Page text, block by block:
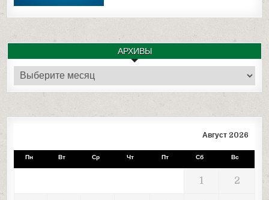
АРХИВЫ
Архивы
Август 2026
Пн Вт Ср Чт Пт Сб Вс
1 2